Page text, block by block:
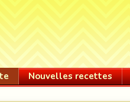
Nouvelles recettes